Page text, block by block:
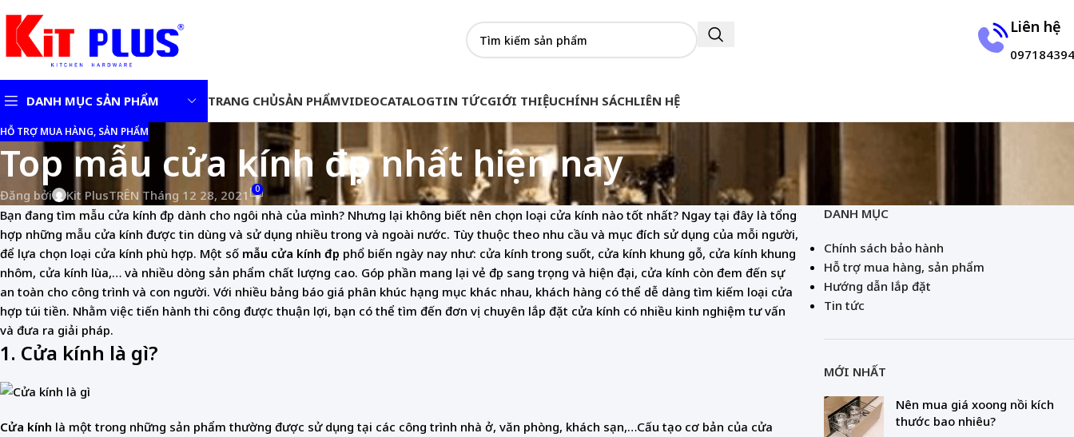
Liên hệ
DANH MỤC SẢN PHẨM
Chậu rửa bát 1 hố kiểu
Nhật
Vòi rửa bát
Vòi rửa bát nóng – lạnh
Vòi rửa bát nóng – lạnh
dây rút
TRANG CHỦSẢN PHẨMVIDEOCATALOGTIN TỨCGIỚI THIỆUCHÍNH SÁCHLIÊN HỆ
HỖ TRỢ MUA HÀNG, SẢN PHẨM
Top mẫu cửa kính đẹp nhất hiện nay
Đăng bởi Kit PlusTRÊN Tháng 12 28, 2021 0
Bạn đang tìm mẫu cửa kính đẹp dành cho ngôi nhà của mình? Nhưng lại không biết nên chọn loại cửa kính nào tốt nhất? Ngay tại đây là tổng
hợp những mẫu cửa kính được tin dùng và sử dụng nhiều trong và ngoài nước. Tùy thuộc theo nhu cầu và mục đích sử dụng của mỗi người,
để lựa chọn loại cửa kính phù hợp. Một số mẫu cửa kính đẹp phổ biến ngày nay như: cửa kính trong suốt, cửa kính khung gỗ, cửa kính khung
nhôm, cửa kính lùa,… và nhiều dòng sản phẩm chất lượng cao. Góp phần mang lại vẻ đẹp sang trọng và hiện đại, cửa kính còn đem đến sự
an toàn cho công trình và con người. Với nhiều bảng báo giá phân khúc hạng mục khác nhau, khách hàng có thể dễ dàng tìm kiếm loại cửa
hợp túi tiền. Nhằm việc tiến hành thi công được thuận lợi, bạn có thể tìm đến đơn vị chuyên lắp đặt cửa kính có nhiều kinh nghiệm tư vấn
và đưa ra giải pháp.
1. Cửa kính là gì?
Cửa kính là một trong những sản phẩm thường được sử dụng tại các công trình nhà ở, văn phòng, khách sạn,…Cấu tạo cơ bản của cửa
DANH MỤC
Chính sách bảo hành
Hỗ trợ mua hàng, sản phẩm
Hướng dẫn lắp đặt
Tin tức
MỚI NHẤT
Nên mua giá xoong nồi kích
thước bao nhiêu?